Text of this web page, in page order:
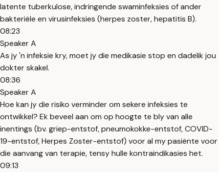
latente tuberkulose, indringende swaminfeksies of ander
bakteriële en virusinfeksies (herpes zoster, hepatitis B).
08:23
Speaker A
As jy 'n infeksie kry, moet jy die medikasie stop en dadelik jou
dokter skakel.
08:36
Speaker A
Hoe kan jy die risiko verminder om sekere infeksies te
ontwikkel? Ek beveel aan om op hoogte te bly van alle
inentings (bv. griep-entstof, pneumokokke-entstof, COVID-
19-entstof, Herpes Zoster-entstof) voor al my pasiënte voor
die aanvang van terapie, tensy hulle kontraindikasies het.
09:13